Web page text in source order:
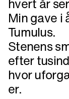
hvert år
Min gave i
Tumulus.
Stenens
efter
hvor
er.